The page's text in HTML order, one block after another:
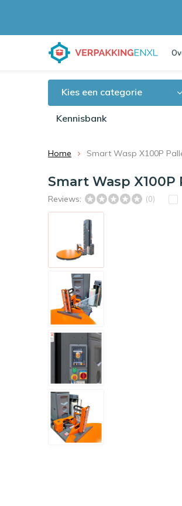
Kies een categorie
Kennisbank
Home Smart Wasp X100P
Smart Wasp
Reviews: (0)